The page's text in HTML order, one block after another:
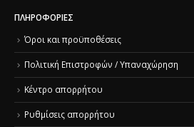
ΠΛΗΡΟΦΟΡΊΕΣ
Όροι και προϋποθέσεις
Πολιτική Επιστροφών / Υπαναχώρηση
Κέντρο απορρήτου
Ρυθμίσεις απορρήτου